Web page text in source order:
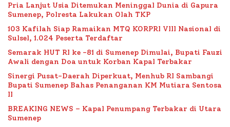
Pria Lanjut Usia Ditemukan Meninggal Dunia di Gapura
Sumenep, Polresta Lakukan Olah TKP
103 Kafilah Siap Ramaikan MTQ KORPRI VIII Nasional di
Sulsel, 1.024 Peserta Terdaftar
Semarak HUT RI ke -81 di Sumenep Dimulai, Bupati Fauzi
Awali dengan Doa untuk Korban Kapal Terbakar
Sinergi Pusat-Daerah Diperkuat, Menhub RI Sambangi
Bupati Sumenep Bahas Penanganan KM Mutiara Sentosa
II
BREAKING NEWS – Kapal Penumpang Terbakar di Utara
Sumenep